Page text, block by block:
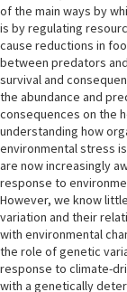
of the main ways by
is by regulating
cause reductions in
between predators
survival and
the abundance and
consequences on the
understanding how
environmental stress
are now increasingly
response to
However, we know
variation and their
with environmental
the role of genetic
response to climate-
with a genetically